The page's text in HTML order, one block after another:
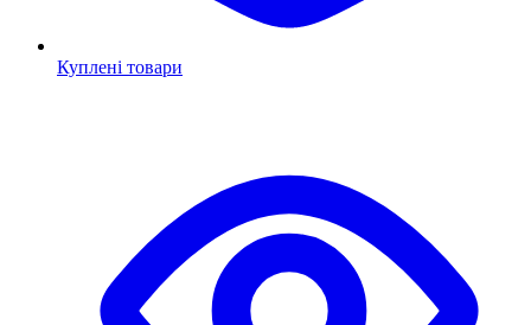
Куплені товари